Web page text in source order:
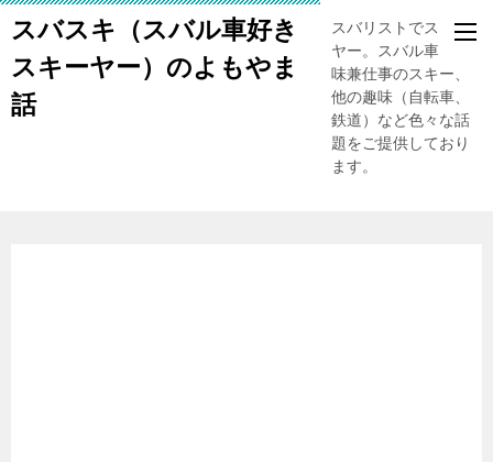
スバスキ（スバル車好き
スキーヤー）のよもやま
話
スバリストでスキー
ヤー。スバル車、趣
味兼仕事のスキー、
他の趣味（自転車、
鉄道）など色々な話
題をご提供しており
ます。